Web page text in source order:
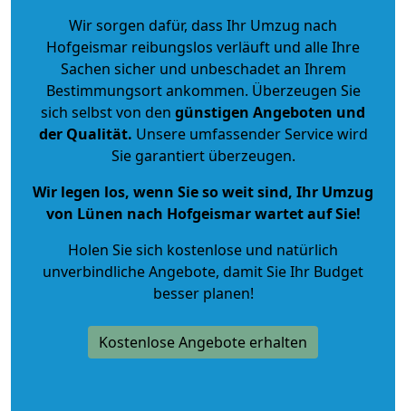
Wir sorgen dafür, dass Ihr Umzug nach
Hofgeismar reibungslos verläuft und alle Ihre
Sachen sicher und unbeschadet an Ihrem
Bestimmungsort ankommen. Überzeugen Sie
sich selbst von den günstigen Angeboten und
der Qualität. Unsere umfassender Service wird
Sie garantiert überzeugen.
Wir legen los, wenn Sie so weit sind, Ihr Umzug
von Lünen nach Hofgeismar wartet auf Sie!
Holen Sie sich kostenlose und natürlich
unverbindliche Angebote, damit Sie Ihr Budget
besser planen!
Kostenlose Angebote erhalten